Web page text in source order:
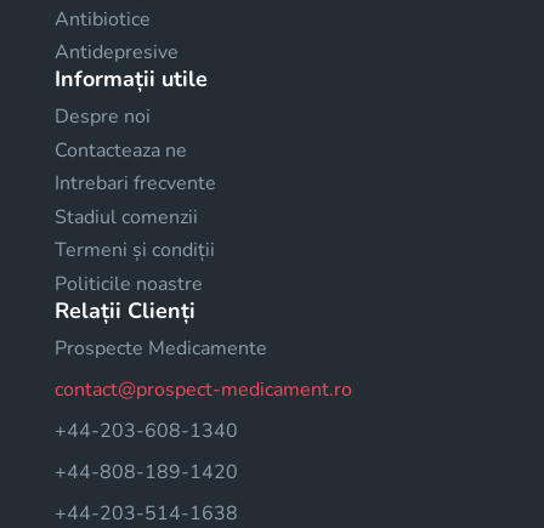
Antibiotice
Antidepresive
Informații utile
Despre noi
Contacteaza ne
Intrebari frecvente
Stadiul comenzii
Termeni și condiții
Politicile noastre
Relații Clienți
Prospecte Medicamente
contact@prospect-medicament.ro
+44-203-608-1340
+44-808-189-1420
+44-203-514-1638